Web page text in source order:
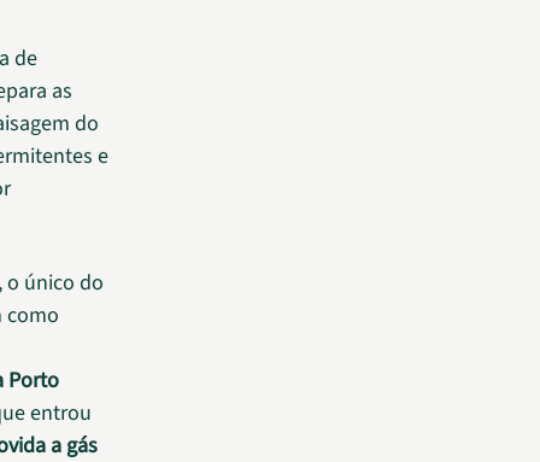
de
as
do
e
o único do
como
Porto
entrou
a gás